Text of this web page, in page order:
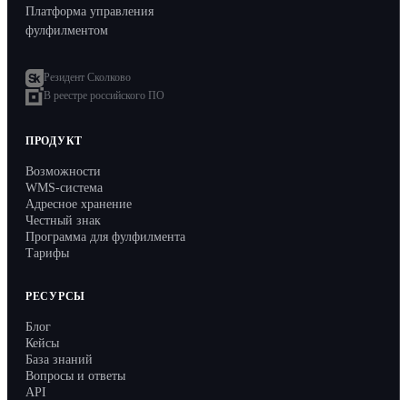
Платформа управления
фулфилментом
Резидент Сколково
В реестре российского ПО
ПРОДУКТ
Возможности
WMS-система
Адресное хранение
Честный знак
Программа для фулфилмента
Тарифы
РЕСУРСЫ
Блог
Кейсы
База знаний
Вопросы и ответы
API